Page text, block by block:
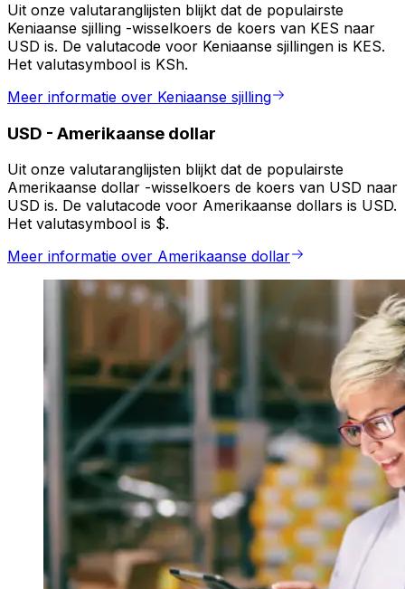
Uit onze valutaranglijsten blijkt dat de populairste
Keniaanse sjilling -wisselkoers de koers van KES naar
USD is. De valutacode voor Keniaanse sjillingen is KES.
Het valutasymbool is KSh.
Meer informatie over Keniaanse sjilling
USD - Amerikaanse dollar
Uit onze valutaranglijsten blijkt dat de populairste
Amerikaanse dollar -wisselkoers de koers van USD naar
USD is. De valutacode voor Amerikaanse dollars is USD.
Het valutasymbool is $.
Meer informatie over Amerikaanse dollar